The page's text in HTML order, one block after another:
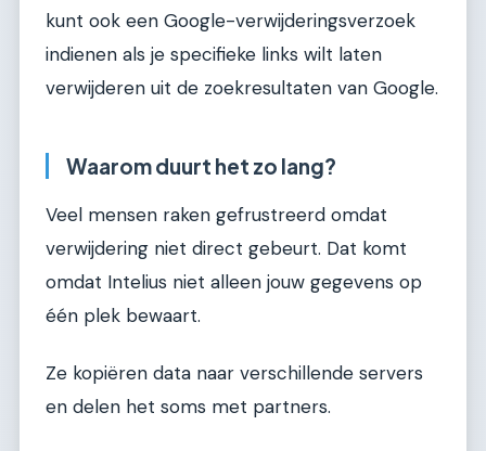
kunt ook een Google-verwijderingsverzoek
indienen als je specifieke links wilt laten
verwijderen uit de zoekresultaten van Google.
Waarom duurt het zo lang?
Veel mensen raken gefrustreerd omdat
verwijdering niet direct gebeurt. Dat komt
omdat Intelius niet alleen jouw gegevens op
één plek bewaart.
Ze kopiëren data naar verschillende servers
en delen het soms met partners.